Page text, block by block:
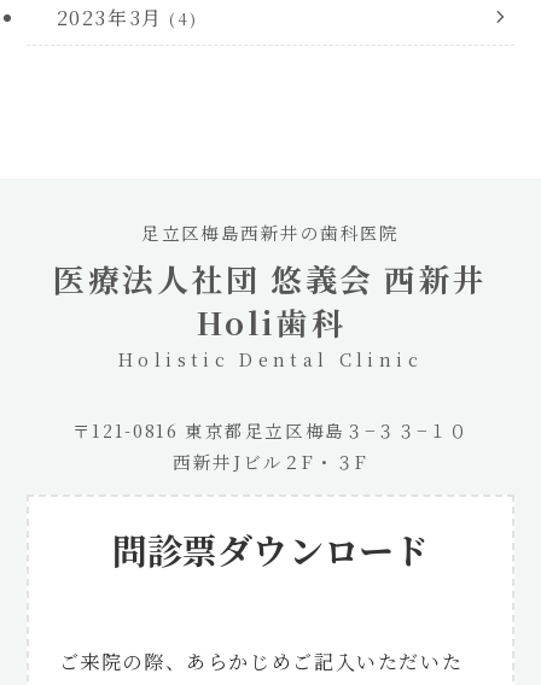
2023年3月 (4)
足立区梅島西新井の歯科医院
医療法人社団 悠義会 西新井
Holi歯科
Holistic Dental Clinic
〒121-0816 東京都足立区梅島３−３３−１０
西新井Jビル２F・３F
問診票ダウンロード
ご来院の際、あらかじめご記入いただいた